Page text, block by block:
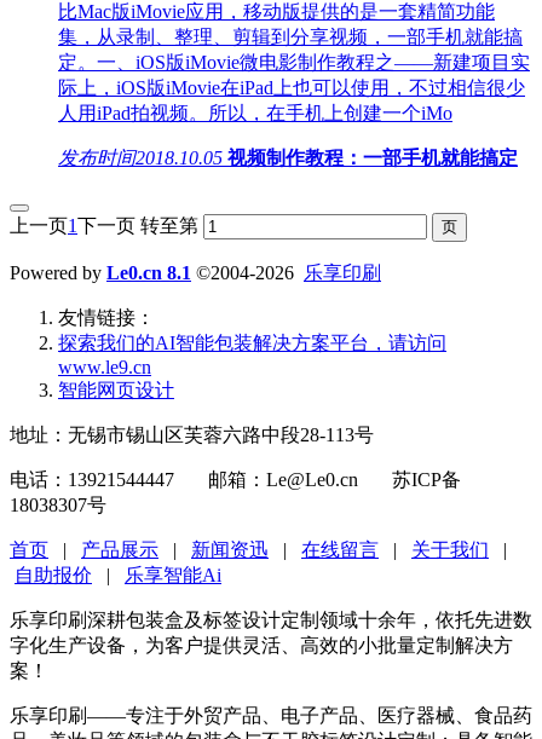
比Mac版iMovie应用，移动版提供的是一套精简功能
集，从录制、整理、剪辑到分享视频，一部手机就能搞
定。一、iOS版iMovie微电影制作教程之——新建项目实
际上，iOS版iMovie在iPad上也可以使用，不过相信很少
人用iPad拍视频。所以，在手机上创建一个iMo
发布时间2018.10.05 视频制作教程：一部手机就能搞定
上一页1下一页 转至第
Powered by Le0.cn 8.1 ©2004-2026 乐享印刷
友情链接：
探索我们的‌AI智能包装解决方案平台‌，请访问
www.le9.cn
智能网页设计
地址：无锡市锡山区芙蓉六路中段28-113号
电话：13921544447 邮箱：Le@Le0.cn 苏ICP备
18038307号
首页 | 产品展示 | 新闻资迅 | 在线留言 | 关于我们 |
自助报价 | 乐享智能Ai
乐享印刷深耕包装盒及标签设计定制领域十余年，依托先进数
字化生产设备，为客户提供灵活、高效的小批量定制解决方
案！
乐享印刷——专注于外贸产品、电子产品、医疗器械、食品药